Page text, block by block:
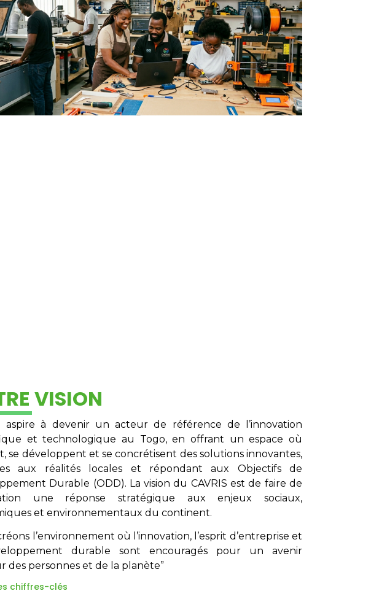
VISION
aspire à devenir un acteur de référence de l’innovation
et technologique au Togo, en offrant un espace où
se développent et se concrétisent des solutions innovantes,
aux réalités locales et répondant aux Objectifs de
Durable (ODD). La vision du CAVRIS est de faire de
une réponse stratégique aux enjeux sociaux,
et environnementaux du continent.
l’environnement où l’innovation, l’esprit d’entreprise et
durable sont encouragés pour un avenir
des personnes et de la planète”
chiffres-clés